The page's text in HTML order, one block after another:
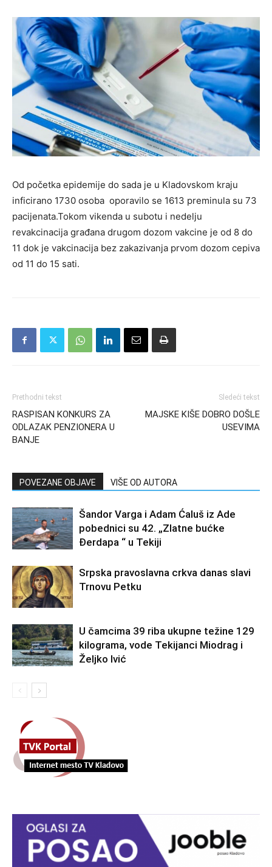
Od početka epidemije do sada je u Kladovskom kraju
inficirano 1730 osoba oporavilo se 1613 preminula su 73
pacijenata.Tokom vikenda u subotu i nedelju
revakcinacija građana drugom dozom vakcine je od 8 do
11 dok je vakcinacija bez zakazivanja prvom dozom cepiva
od 11 do 15 sati.
Prethodni tekst
RASPISAN KONKURS ZA
ODLAZAK PENZIONERA U
BANJE
Sledeći tekst
MAJSKE KIŠE DOBRO DOŠLE
USEVIMA
POVEZANE OBJAVE VIŠE OD AUTORA
Šandor Varga i Adam Ćaluš iz Ade
pobednici su 42. „Zlatne bućke
Đerdapa “ u Tekiji
Srpska pravoslavna crkva danas slavi
Trnovu Petku
U čamcima 39 riba ukupne težine 129
kilograma, vode Tekijanci Miodrag i
Željko Ivić